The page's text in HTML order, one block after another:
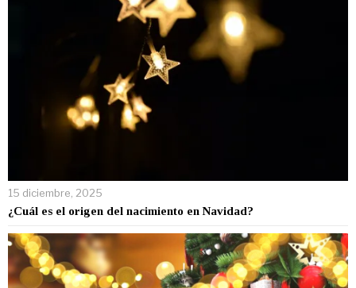
15 diciembre, 2025
¿Cuál es el origen del nacimiento en Navidad?